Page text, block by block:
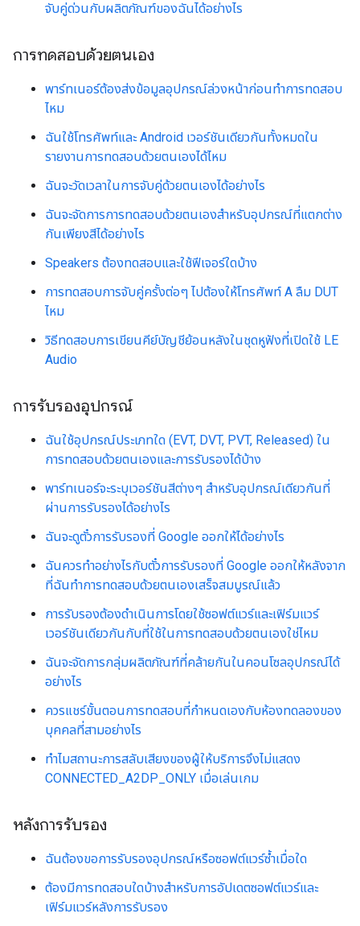
จับคู่ด่วนกับผลิตภัณฑ์ของฉันได้อย่างไร
การทดสอบด้วยตนเอง
พาร์ทเนอร์ต้องส่งข้อมูลอุปกรณ์ล่วงหน้าก่อนทำการทดสอบ
ไหม
ฉันใช้โทรศัพท์และ Android เวอร์ชันเดียวกันทั้งหมดใน
รายงานการทดสอบด้วยตนเองได้ไหม
ฉันจะวัดเวลาในการจับคู่ด้วยตนเองได้อย่างไร
ฉันจะจัดการการทดสอบด้วยตนเองสำหรับอุปกรณ์ที่แตกต่าง
กันเพียงสีได้อย่างไร
Speakers ต้องทดสอบและใช้ฟีเจอร์ใดบ้าง
การทดสอบการจับคู่ครั้งต่อๆ ไปต้องให้โทรศัพท์ A ลืม DUT
ไหม
วิธีทดสอบการเขียนคีย์บัญชีย้อนหลังในชุดหูฟังที่เปิดใช้ LE
Audio
การรับรองอุปกรณ์
ฉันใช้อุปกรณ์ประเภทใด (EVT, DVT, PVT, Released) ใน
การทดสอบด้วยตนเองและการรับรองได้บ้าง
พาร์ทเนอร์จะระบุเวอร์ชันสีต่างๆ สำหรับอุปกรณ์เดียวกันที่
ผ่านการรับรองได้อย่างไร
ฉันจะดูตั๋วการรับรองที่ Google ออกให้ได้อย่างไร
ฉันควรทำอย่างไรกับตั๋วการรับรองที่ Google ออกให้หลังจาก
ที่ฉันทำการทดสอบด้วยตนเองเสร็จสมบูรณ์แล้ว
การรับรองต้องดำเนินการโดยใช้ซอฟต์แวร์และเฟิร์มแวร์
เวอร์ชันเดียวกันกับที่ใช้ในการทดสอบด้วยตนเองใช่ไหม
ฉันจะจัดการกลุ่มผลิตภัณฑ์ที่คล้ายกันในคอนโซลอุปกรณ์ได้
อย่างไร
ควรแชร์ขั้นตอนการทดสอบที่กำหนดเองกับห้องทดลองของ
บุคคลที่สามอย่างไร
ทำไมสถานะการสลับเสียงของผู้ให้บริการจึงไม่แสดง
CONNECTED_A2DP_ONLY เมื่อเล่นเกม
หลังการรับรอง
ฉันต้องขอการรับรองอุปกรณ์หรือซอฟต์แวร์ซ้ำเมื่อใด
ต้องมีการทดสอบใดบ้างสำหรับการอัปเดตซอฟต์แวร์และ
เฟิร์มแวร์หลังการรับรอง